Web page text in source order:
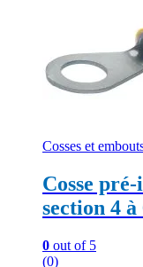
Cosses et
Cosse
section 4
0 out of 5
(0)